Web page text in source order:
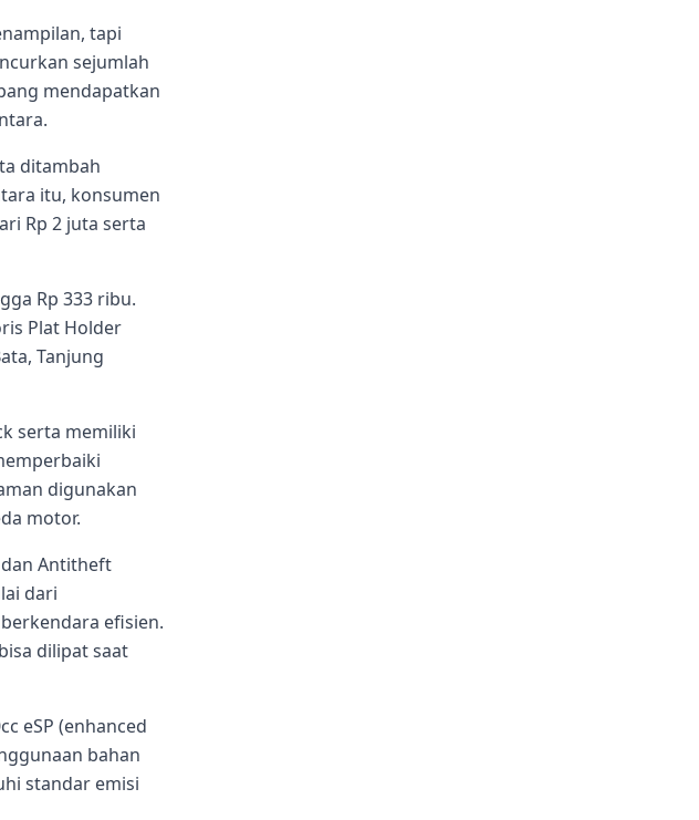
tapi
sejumlah
mendapatkan
ditambah
itu, konsumen
Rp 2 juta serta
Rp 333 ribu.
Plat Holder
Tanjung
serta memiliki
digunakan
motor.
Antitheft
dari
efisien.
dilipat saat
eSP (enhanced
bahan
standar emisi